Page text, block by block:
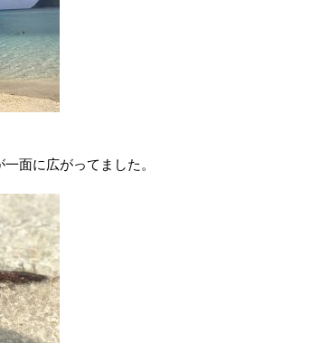
面に広がってました。